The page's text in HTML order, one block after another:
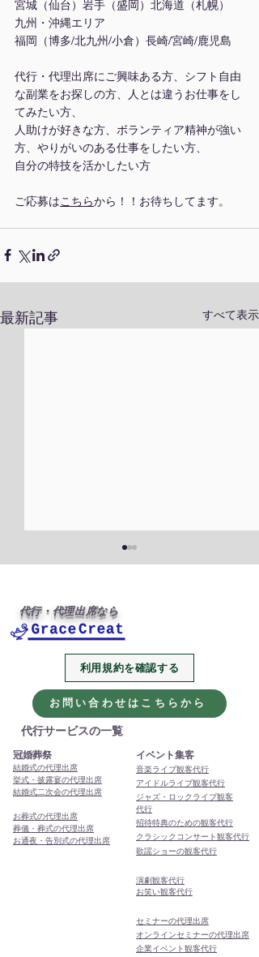
宮城（仙台）岩手（盛岡）北海道（札幌）
九州・沖縄エリア
福岡（博多/北九州/小倉）長崎/宮崎/鹿児島
代行・代理出席にご興味ある方、シフト自由
な副業をお探しの方、人とは違うお仕事をし
てみたい方、
人助けが好きな方、ボランティア精神が強い
方、やりがいのある仕事をしたい方、
自分の特技を活かしたい方
ご応募はこちらから！！お待ちしてます。
最新記事 すべて表示
2026年、今年も代行・代
理出席サービスをよろし
くお願いします
代行・代理出席なら
利用規約を確認する
お問い合わせはこちらから
代行サービスの一覧
冠婚葬祭
結婚式の代理出席
挙式・披露宴の代理出席
結婚式二次会の代理出席
お葬式の代理出席
葬儀・葬式の代理出席
お通夜・告別式の代理出席
イベント集客
音楽ライブ観客代行
アイドルライブ観客代行
ジャズ・ロックライブ観客
代行
招待特典のための観客代行
クラシックコンサート観客代行
歌謡ショーの観客代行
演劇観客代行
お笑い観客代行
セミナーの代理出席
オンラインセミナーの代理出席
企業イベント観客代行